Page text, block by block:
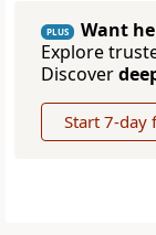
PLUS
Want
Explore
Discover
Start 7-day